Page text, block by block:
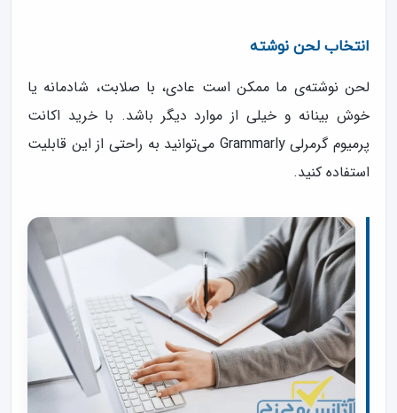
انتخاب لحن نوشته
لحن نوشته‌ی ما ممکن است عادی، با صلابت، شادمانه یا
خوش بینانه و خیلی از موارد دیگر باشد. با خرید اکانت
پرمیوم گرمرلی Grammarly می‌توانید به راحتی از این قابلیت
استفاده کنید.